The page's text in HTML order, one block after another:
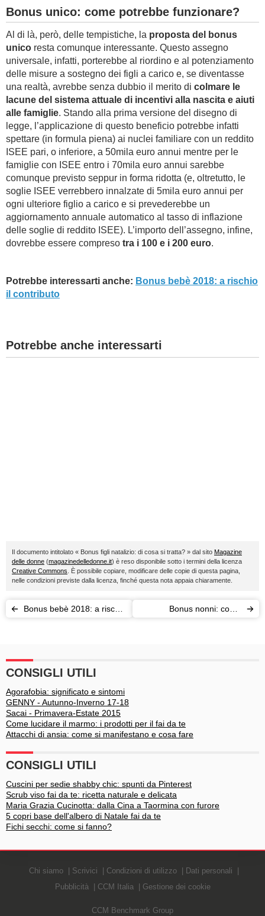
Bonus unico: come potrebbe funzionare?
Al di là, però, delle tempistiche, la proposta del bonus
unico resta comunque interessante. Questo assegno
universale, infatti, porterebbe al riordino e al potenziamento
delle misure a sostegno dei figli a carico e, se diventasse
una realtà, avrebbe senza dubbio il merito di colmare le
lacune del sistema attuale di incentivi alla nascita e aiuti
alle famiglie. Stando alla prima versione del disegno di
legge, l’applicazione di questo beneficio potrebbe infatti
spettare (in formula piena) ai nuclei familiare con un reddito
ISEE pari, o inferiore, a 50mila euro annui mentre per le
famiglie con ISEE entro i 70mila euro annui sarebbe
comunque previsto seppur in forma ridotta (e, oltretutto, le
soglie ISEE verrebbero innalzate di 5mila euro annui per
ogni ulteriore figlio a carico e si prevederebbe un
aggiornamento annuale automatico al tasso di inflazione
delle soglie di reddito ISEE). L’importo dell’assegno, infine,
dovrebbe essere compreso tra i 100 e i 200 euro.
Potrebbe interessarti anche: Bonus bebè 2018: a rischio
il contributo
Potrebbe anche interessarti
Il documento intitolato « Bonus figli natalizio: di cosa si tratta? » dal sito Magazine
delle donne (magazinedelledonne.it) è reso disponibile sotto i termini della licenza
Creative Commons . È possibile copiare, modificare delle copie di questa pagina,
nelle condizioni previste dalla licenza, finché questa nota appaia chiaramente.
Bonus bebè 2018: a rischio
Bonus nonni: come
CONSIGLI UTILI
Agorafobia: significato e sintomi
GENNY - Autunno-Inverno 17-18
Sacai - Primavera-Estate 2015
Come lucidare il marmo: i prodotti per il fai da te
Attacchi di ansia: come si manifestano e cosa fare
CONSIGLI UTILI
Cuscini per sedie shabby chic: spunti da Pinterest
Scrub viso fai da te: ricetta naturale e delicata
Maria Grazia Cucinotta: dalla Cina a Taormina con furore
5 copri base dell'albero di Natale fai da te
Fichi secchi: come si fanno?
Chi siamo Scrivici Condizioni di utilizzo
Dati personali
Pubblicità
CCM Italia Gestione dei cookie
CCM Benchmark Group